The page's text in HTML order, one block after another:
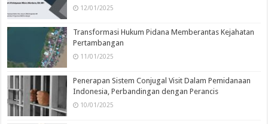
12/01/2025
Transformasi Hukum Pidana Memberantas Kejahatan
Pertambangan
11/01/2025
Penerapan Sistem Conjugal Visit Dalam Pemidanaan
Indonesia, Perbandingan dengan Perancis
10/01/2025